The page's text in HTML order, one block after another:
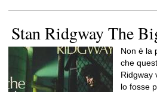
Stan Ridgway The
Non è la
che
Ridgway
lo fosse